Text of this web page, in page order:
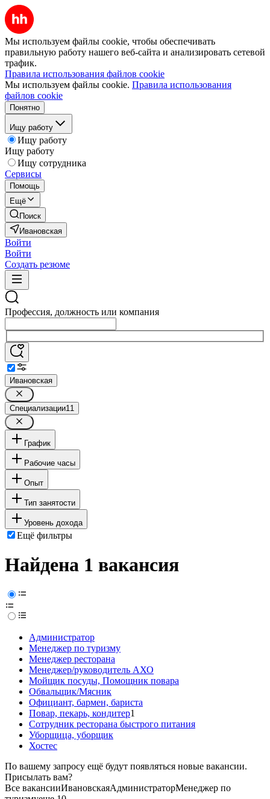
Мы используем файлы cookie, чтобы обеспечивать
правильную работу нашего веб-сайта и анализировать сетевой
трафик.
Правила использования файлов cookie
Мы используем файлы cookie. Правила использования
файлов cookie
Понятно
Ищу работу
Ищу работу
Ищу работу
Ищу сотрудника
Сервисы
Помощь
Ещё
Поиск
Ивановская
Войти
Войти
Создать резюме
Профессия, должность или компания
Ивановская
Специализации11
График
Рабочие часы
Опыт
Тип занятости
Уровень дохода
Ещё фильтры
Найдена 1 вакансия
Администратор
Менеджер по туризму
Менеджер ресторана
Менеджер/руководитель АХО
Мойщик посуды, Помощник повара
Обвальщик/Мясник
Официант, бармен, бариста
Повар, пекарь, кондитер1
Сотрудник ресторана быстрого питания
Уборщица, уборщик
Хостес
По вашему запросу ещё будут появляться новые вакансии.
Присылать вам?
Все вакансииИвановскаяАдминистраторМенеджер по